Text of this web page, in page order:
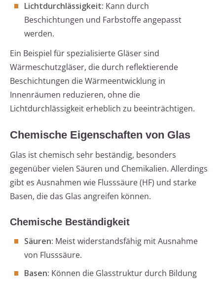
Lichtdurchlässigkeit: Kann durch
Beschichtungen und Farbstoffe angepasst
werden.
Ein Beispiel für spezialisierte Gläser sind
Wärmeschutzgläser, die durch reflektierende
Beschichtungen die Wärmeentwicklung in
Innenräumen reduzieren, ohne die
Lichtdurchlässigkeit erheblich zu beeinträchtigen.
Chemische Eigenschaften von Glas
Glas ist chemisch sehr beständig, besonders
gegenüber vielen Säuren und Chemikalien. Allerdings
gibt es Ausnahmen wie Flusssäure (HF) und starke
Basen, die das Glas angreifen können.
Chemische Beständigkeit
Säuren: Meist widerstandsfähig mit Ausnahme
von Flusssäure.
Basen: Können die Glasstruktur durch Bildung